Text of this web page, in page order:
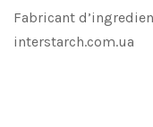
Fabricant
interstarch.com.ua